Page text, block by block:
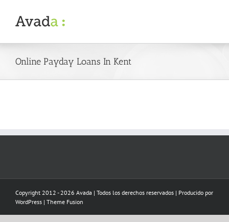
content
Online Payday Loans In Kent
Copyright 2012 - 2026 Avada | Todos los derechos reservados | Producido por
WordPress | Theme Fusion